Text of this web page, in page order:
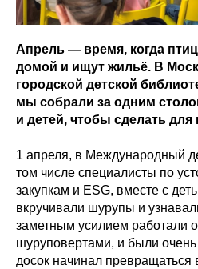
Апрель — время, когда
домой и ищут жильё. В
городской детской
мы собрали за одним
и детей, чтобы сделать для
1 апреля, в Международный
том числе специалисты по
закупкам и ESG, вместе с
вкручивали шурупы и
заметным усилием работали
шуруповертами, и были
досок начинал